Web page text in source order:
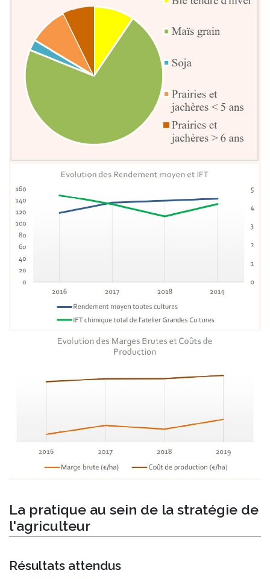
La pratique au sein de la stratégie de
l'agriculteur
Résultats attendus